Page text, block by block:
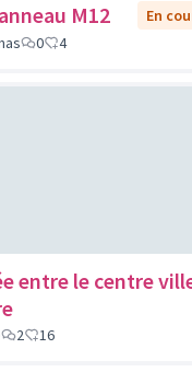
M12
En
0 4
entre le centre
2 16